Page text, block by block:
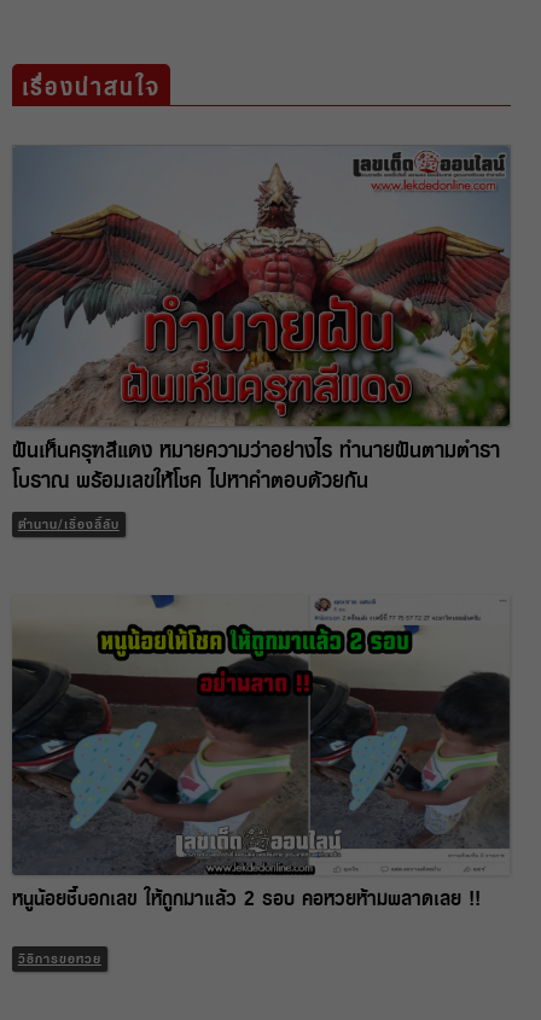
เรื่องน่าสนใจ
ฝันเห็นครุฑสีแดง หมายความว่าอย่างไร ทำนายฝันตามตำรา
โบราณ พร้อมเลขให้โชค ไปหาคำตอบด้วยกัน
ตำนาน/เรื่องลี้ลับ
หนูน้อยชี้บอกเลข ให้ถูกมาแล้ว 2 รอบ คอหวยห้ามพลาดเลย !!
วิธีการขอหวย